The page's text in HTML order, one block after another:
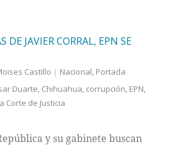
DE JAVIER CORRAL, EPN SE
Castillo Nacional, Portada
Duarte, Chihuahua, corrupción, EPN,
Corte de Justicia
y su gabinete buscan